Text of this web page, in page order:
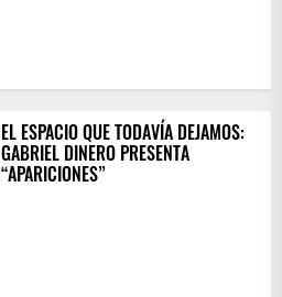
EL ESPACIO QUE TODAVÍA DEJAMOS:
GABRIEL DINERO PRESENTA
“APARICIONES”